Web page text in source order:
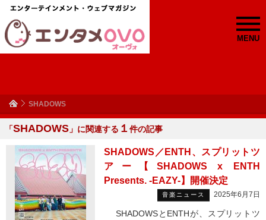
MENU
SHADOWS
「SHADOWS 」に関連する １ 件の記事
SHADOWS／ENTH、スプリットツ
アー【SHADOWS x ENTH
Presents. -EAZY-】開催決定
音楽ニュース 2025年6月7日
SHADOWSとENTHが、スプリットツ